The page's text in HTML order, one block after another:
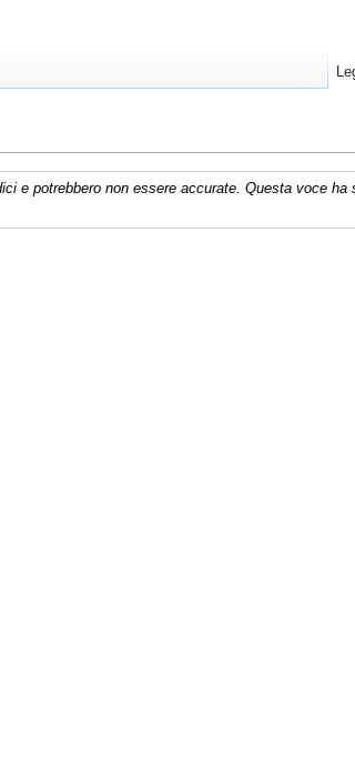
e potrebbero non essere accurate. Questa voce